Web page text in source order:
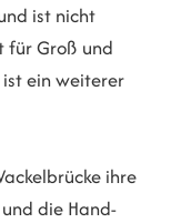
ist nicht
für Groß und
ein weiterer
ihre
die Hand-